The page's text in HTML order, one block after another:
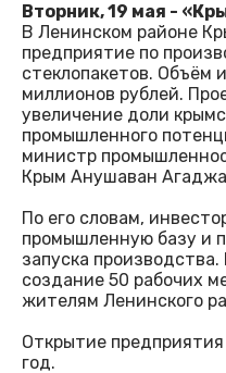
Вторник, 19 мая -
В Ленинском районе
предприятие по
стеклопакетов. Объём
миллионов рублей.
увеличение доли
промышленного
министр
Крым Анушаван
По его словам,
промышленную базу и
запуска
создание 50 рабочих
жителям Ленинского
Открытие
год.